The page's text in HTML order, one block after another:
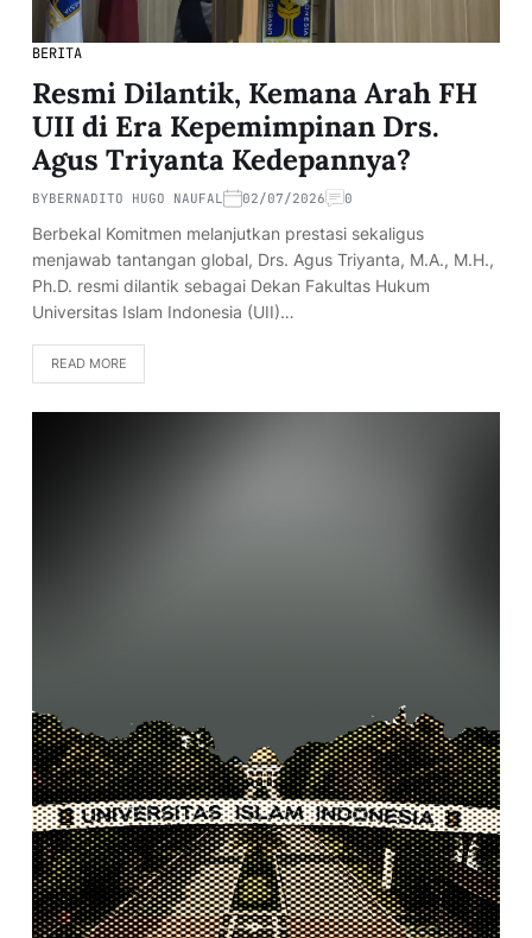
BERITA
Resmi Dilantik, Kemana Arah FH
UII di Era Kepemimpinan Drs.
Agus Triyanta Kedepannya?
BYBERNADITO HUGO NAUFAL 02/07/2026 0
Berbekal Komitmen melanjutkan prestasi sekaligus
menjawab tantangan global, Drs. Agus Triyanta, M.A., M.H.,
Ph.D. resmi dilantik sebagai Dekan Fakultas Hukum
Universitas Islam Indonesia (UII)…
READ MORE